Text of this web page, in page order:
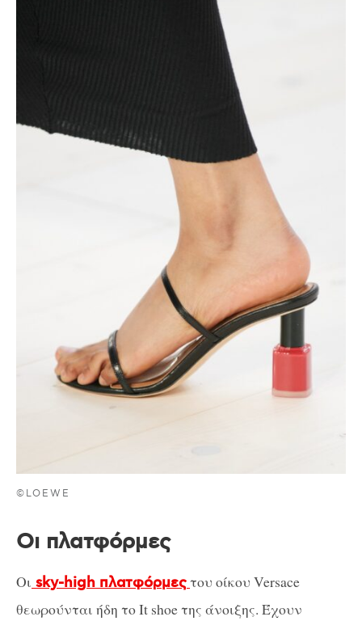
©LOEWE
Οι πλατφόρμες
Οι sky-high πλατφόρμεςτου οίκου Versace
θεωρούνται ήδη το It shoe της άνοιξης. Έχουν